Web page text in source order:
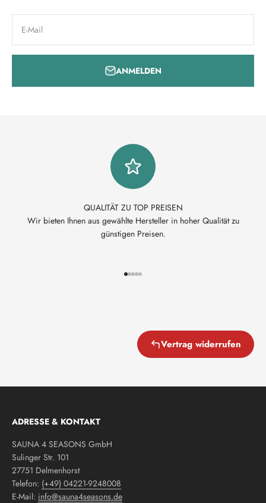
E-Mail
ANMELDEN
QUALITÄT ZU TOP PREISEN
Wir bieten Ihnen aus gewählte Hersteller in hoher Qualität zu
günstigen Preisen.
Gehe zu Element 1
Gehe zu Element 2
Gehe zu Element 3
Gehe zu Element 4
Gehe zu Element 5
Vertrag widerrufen
ADRESSE & KONTAKT
SAUNA 4 SEASONS GmbH
Sulinger Str. 101
27751 Delmenhorst
Telefon: (+49) 04221-9248008
E-Mail: info@sauna4seasons.de